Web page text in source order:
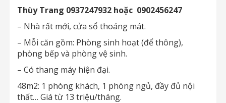
Thùy Trang 0937247932 hoặc 0902456247
– Nhà rất mới, cửa sổ thoáng mát.
– Mỗi căn gồm: Phòng sinh hoạt (để thông),
phòng bếp và phòng vệ sinh.
– Có thang máy hiện đại.
48m2: 1 phòng khách, 1 phòng ngủ, đầy đủ nội
thất… Giá từ 13 triệu/tháng.